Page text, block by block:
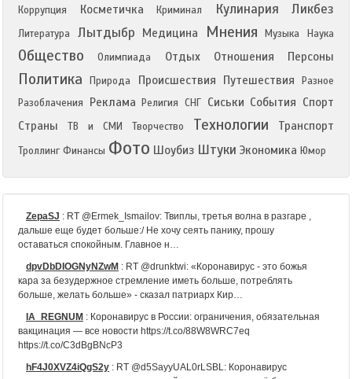
Коррупция Косметичка Криминал Кулинария Ликбез
Литература Лытдыбр Медицина Мнения Музыка Наука
Общество Олимпиада Отдых Отношения Персоны
Политика Природа Происшествия Путешествия
Разное
Разоблачения
Реклама Религия СНГ Сиськи События Спорт
Страны
ТВ и СМИ Творчество Технологии Транспорт
Троллинг Финансы Фото Шоубиз Штуки Экономика Юмор
ZepaSJ : RT @Ermek_Ismailov: Твиплы, третья волна в разгаре ,
дальше еще будет больше:/ Не хочу сеять панику, прошу
оставаться спокойным. Главное н…
dpvDbDIOGNyNZwM : RT @drunktwi: «Коронавирус - это божья
кара за безудержное стремление иметь больше, потреблять
больше, желать больше» - сказал патриарх Кир…
IA_REGNUM : Коронавирус в России: ограничения, обязательная
вакцинация — все новости https://t.co/88W8WRC7eq
https://t.co/C3dBgBNcP3
hF4J0XVZ4iQgS2y : RT @d5SayyUAL0rLSBL: Коронавирус